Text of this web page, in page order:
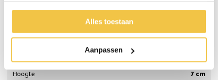
Alles toestaan
Aanpassen
De eierdoppen zijn geschikt voor de vaatwasser tot 70 graden
De zuignap is NIET geschikt voor de vaatwasser
Hoogte
7 cm